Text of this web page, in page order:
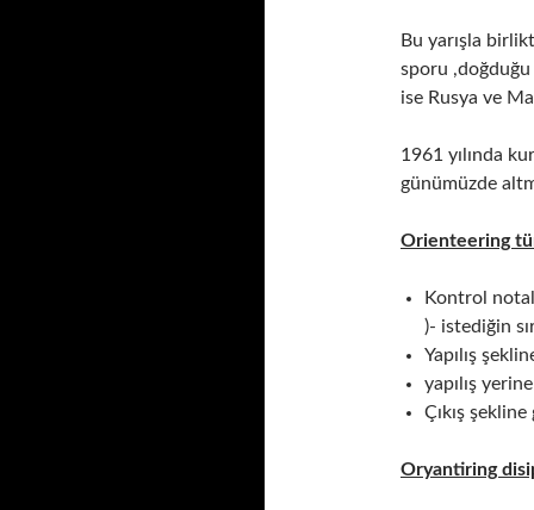
Bu yarışla
sporu
ise Rusya ve
1961 yılında
günümüzde
Orienteering
Kontrol
)- istediğin
Yapılış
yapılış
Çıkış
Oryantiring